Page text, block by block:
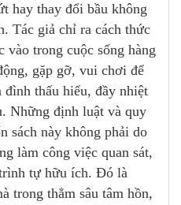
hay thay đổi bầu không
Tác giả chỉ ra cách thức
vào trong cuộc sống hàng
gặp gỡ, vui chơi để
thấu hiểu, đầy nhiệt
Những định luật và quy
sách này không phải do
làm công việc quan sát,
tự hữu ích. Đó là
trong thẳm sâu tâm hồn,